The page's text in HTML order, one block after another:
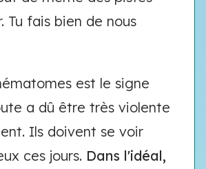
Tu fais bien de nous
est le signe
a dû être très violente
Ils doivent se voir
ces jours. Dans l'idéal,